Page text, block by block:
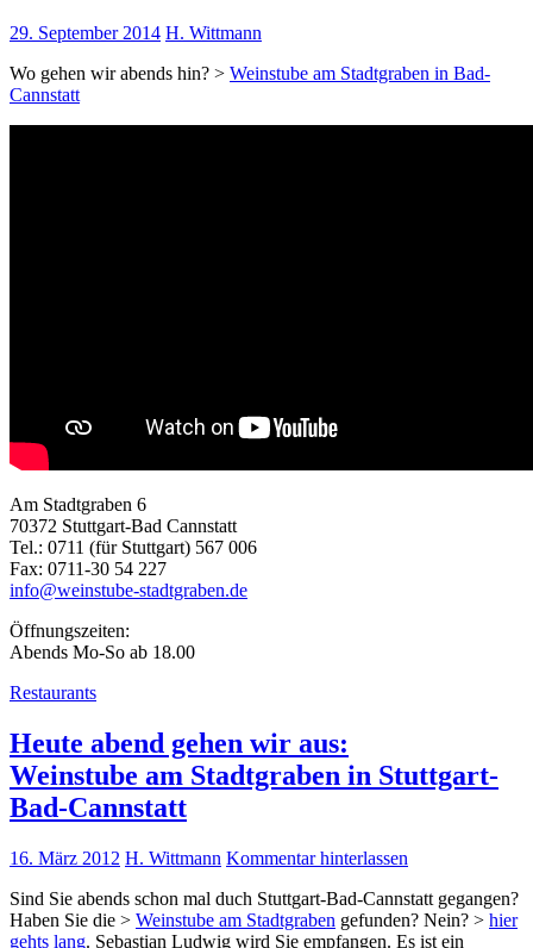
29. September 2014 H. Wittmann
Wo gehen wir abends hin? > Weinstube am Stadtgraben in Bad-
Cannstatt
Am Stadtgraben 6
70372 Stuttgart-Bad Cannstatt
Tel.: 0711 (für Stuttgart) 567 006
Fax: 0711-30 54 227
info@weinstube-stadtgraben.de
Öffnungszeiten:
Abends Mo-So ab 18.00
Restaurants
Heute abend gehen wir aus:
Weinstube am Stadtgraben in Stuttgart-
Bad-Cannstatt
16. März 2012 H. Wittmann Kommentar hinterlassen
Sind Sie abends schon mal duch Stuttgart-Bad-Cannstatt gegangen?
Haben Sie die > Weinstube am Stadtgraben gefunden? Nein? > hier
gehts lang. Sebastian Ludwig wird Sie empfangen. Es ist ein